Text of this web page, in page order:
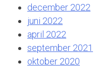
december 2022
juni 2022
april 2022
september 2021
oktober 2020